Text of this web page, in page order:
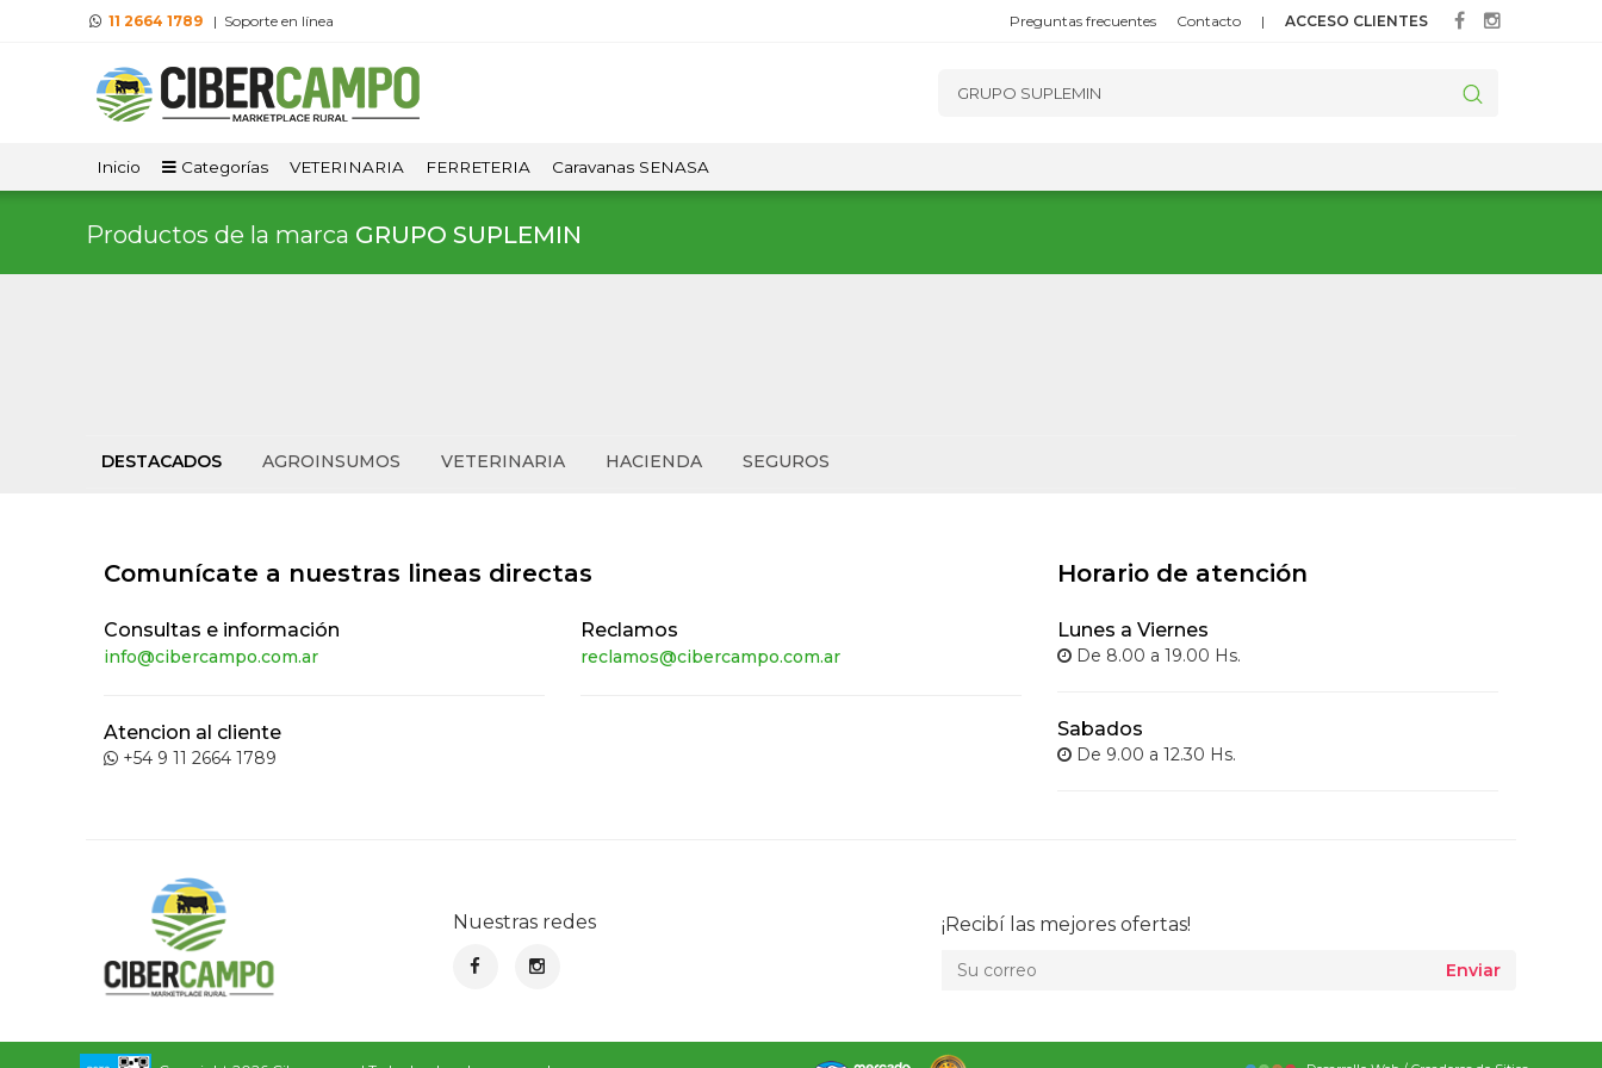
11 2664 1789 | Soporte en línea Preguntas frecuentes Contacto | ACCESO CLIENTES
Inicio Categorías VETERINARIA FERRETERIA Caravanas SENASA
Productos de la marca GRUPO SUPLEMIN
DESTACADOS AGROINSUMOS VETERINARIA HACIENDA SEGUROS
Comunícate a nuestras lineas directas
Consultas e información
info@cibercampo.com.ar
Atencion al cliente
+54 9 11 2664 1789
Reclamos
reclamos@cibercampo.com.ar
Horario de atención
Lunes a Viernes
De 8.00 a 19.00 Hs.
Sabados
De 9.00 a 12.30 Hs.
Nuestras redes ¡Recibí las mejores ofertas!
Enviar